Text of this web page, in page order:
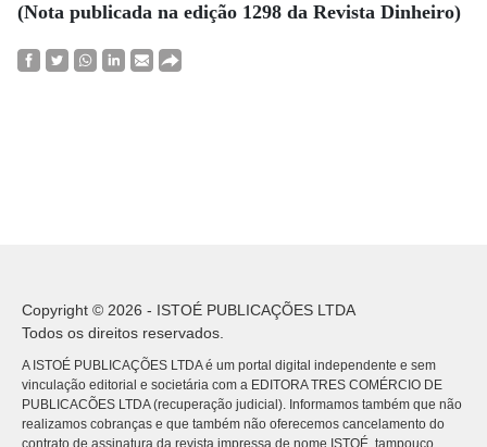
(Nota publicada na edição 1298 da Revista Dinheiro)
Copyright © 2026 - ISTOÉ PUBLICAÇÕES LTDA
Todos os direitos reservados.
A ISTOÉ PUBLICAÇÕES LTDA é um portal digital independente e sem
vinculação editorial e societária com a EDITORA TRES COMÉRCIO DE
PUBLICACÕES LTDA (recuperação judicial). Informamos também que não
realizamos cobranças e que também não oferecemos cancelamento do
contrato de assinatura da revista impressa de nome ISTOÉ, tampouco